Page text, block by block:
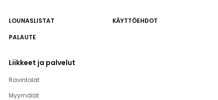
LOUNASLISTAT
KÄYTTÖEHDOT
PALAUTE
Liikkeet ja palvelut
Ravintolat
Myymälät